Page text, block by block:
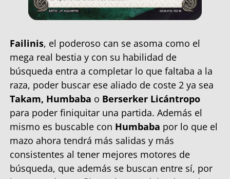
Failinis, el poderoso can se asoma como el
mega real bestia y con su habilidad de
búsqueda entra a completar lo que faltaba a la
raza, poder buscar ese aliado de coste 2 ya sea
Takam, Humbaba o Berserker Licántropo
para poder finiquitar una partida. Además el
mismo es buscable con Humbaba por lo que el
mazo ahora tendrá más salidas y más
consistentes al tener mejores motores de
búsqueda, que además se buscan entre sí, por